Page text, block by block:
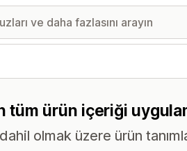
ürün içeriği
olmak üzere ürün